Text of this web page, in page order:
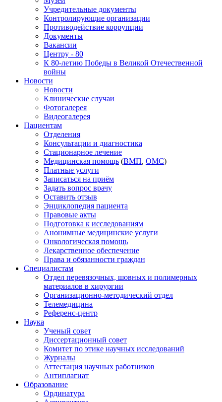
Учредительные документы
Контролирующие организации
Противодействие коррупции
Документы
Вакансии
Центру - 80
К 80-летию Победы в Великой Отечественной
войны
Новости
Новости
Клинические случаи
Фотогалерея
Видеогалерея
Пациентам
Отделения
Консультации и диагностика
Стационарное лечение
Медицинская помощь (ВМП, ОМС)
Платные услуги
Записаться на приём
Задать вопрос врачу
Оставить отзыв
Энциклопедия пациента
Правовые акты
Подготовка к исследованиям
Анонимные медицинские услуги
Онкологическая помощь
Лекарственное обеспечение
Права и обязанности граждан
Специалистам
Отдел перевязочных, шовных и полимерных
материалов в хирургии
Организационно-методический отдел
Телемедицина
Референс-центр
Наука
Ученый совет
Диссертационный совет
Комитет по этике научных исследований
Журналы
Аттестация научных работников
Антиплагиат
Образование
Ординатура